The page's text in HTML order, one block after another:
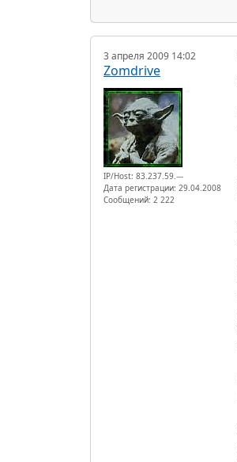
3 апреля 2009 14:02
Zomdrive
IP/Host: 83.237.59.---
Дата регистрации: 29.04.2008
Сообщений: 2 222